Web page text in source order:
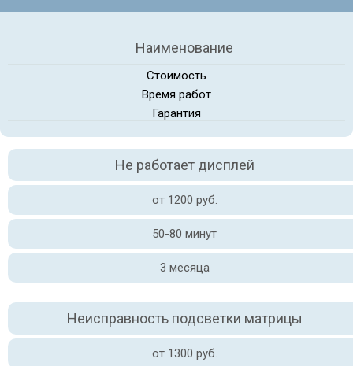
Наименование
Стоимость
Время работ
Гарантия
Не работает дисплей
от 1200 руб.
50-80 минут
3 месяца
Неисправность подсветки матрицы
от 1300 руб.